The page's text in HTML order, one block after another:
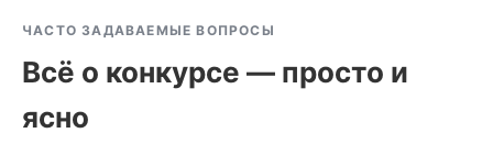
ЧАСТО ЗАДАВАЕМЫЕ ВОПРОСЫ
Всё о конкурсе — просто и
ясно